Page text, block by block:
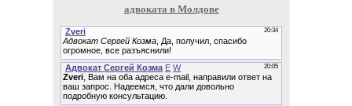
адвоката в Молдове